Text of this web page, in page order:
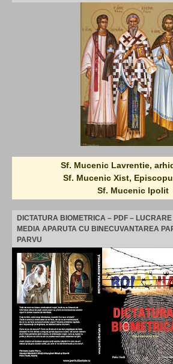
Sf. Mucenic Lavrentie,
Sf. Mucenic Xist,
Sf. Mucenic Ipolit
DICTATURA BIOMETRICA – PDF –
MEDIA APARUTA CU BINECUVANTAREA
PARVU